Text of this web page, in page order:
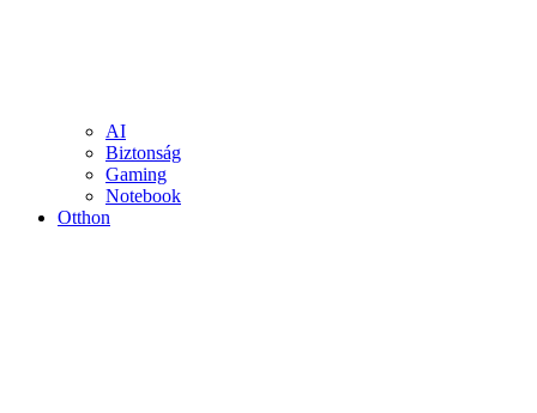
AI
Biztonság
Gaming
Notebook
Otthon